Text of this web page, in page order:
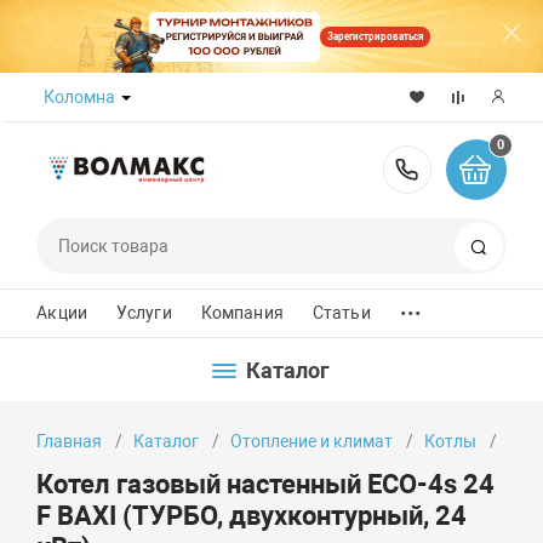
Зарегистрироваться
Коломна
8 (800)
0
Акции Услуги Компания Статьи ...
Каталог
Главная Каталог Отопление и климат Котлы
Котел газовый настенный ECO-4s 24
F BAXI (ТУРБО, двухконтурный, 24